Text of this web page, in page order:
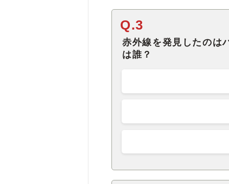
Q.3
赤外線を発見したのは
は誰？